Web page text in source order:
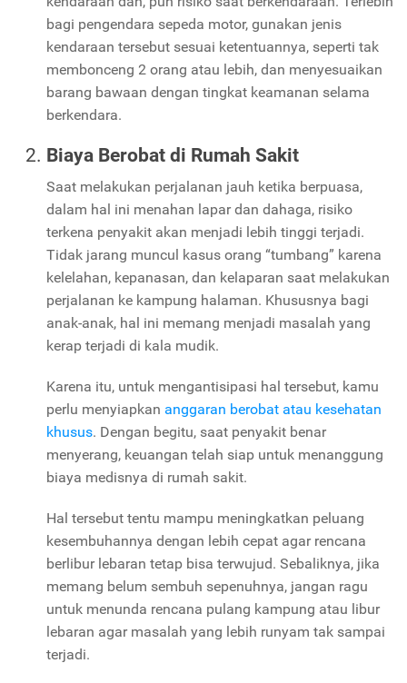
bagi pengendara sepeda motor, gunakan jenis
kendaraan tersebut sesuai ketentuannya, seperti tak
membonceng 2 orang atau lebih, dan menyesuaikan
barang bawaan dengan tingkat keamanan selama
berkendara.
Biaya Berobat di Rumah Sakit
Saat melakukan perjalanan jauh ketika berpuasa,
dalam hal ini menahan lapar dan dahaga, risiko
terkena penyakit akan menjadi lebih tinggi terjadi.
Tidak jarang muncul kasus orang “tumbang” karena
kelelahan, kepanasan, dan kelaparan saat melakukan
perjalanan ke kampung halaman. Khususnya bagi
anak-anak, hal ini memang menjadi masalah yang
kerap terjadi di kala mudik.
Karena itu, untuk mengantisipasi hal tersebut, kamu
perlu menyiapkan anggaran berobat atau kesehatan
khusus. Dengan begitu, saat penyakit benar
menyerang, keuangan telah siap untuk menanggung
biaya medisnya di rumah sakit.
Hal tersebut tentu mampu meningkatkan peluang
kesembuhannya dengan lebih cepat agar rencana
berlibur lebaran tetap bisa terwujud. Sebaliknya, jika
memang belum sembuh sepenuhnya, jangan ragu
untuk menunda rencana pulang kampung atau libur
lebaran agar masalah yang lebih runyam tak sampai
terjadi.